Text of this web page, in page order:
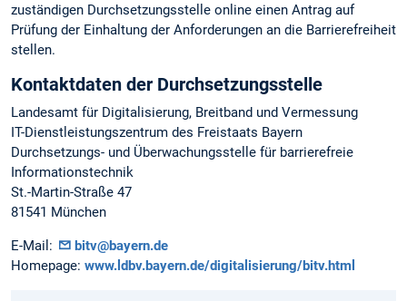
zuständigen Durchsetzungsstelle online einen Antrag auf
Prüfung der Einhaltung der Anforderungen an die Barrierefreiheit
stellen.
Kontaktdaten der Durchsetzungsstelle
Landesamt für Digitalisierung, Breitband und Vermessung
IT-Dienstleistungszentrum des Freistaats Bayern
Durchsetzungs- und Überwachungsstelle für barrierefreie
Informationstechnik
St.-Martin-Straße 47
81541 München
E-Mail:
bitv@bayern.de
Homepage: www.ldbv.bayern.de/digitalisierung/bitv.html